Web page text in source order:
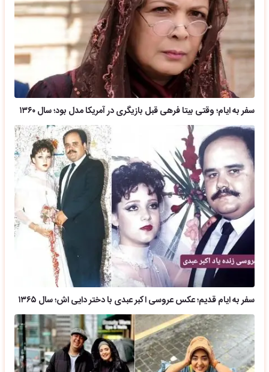
سفر به ایام؛ وقتی بیتا فرهی قبل بازیگری در آمریکا مدل بود؛ سال ۱۳۶۰
سفر به ایام قدیم؛ عکس عروسی اکبر عبدی با دختر دایی اش؛ سال ۱۳۶۵